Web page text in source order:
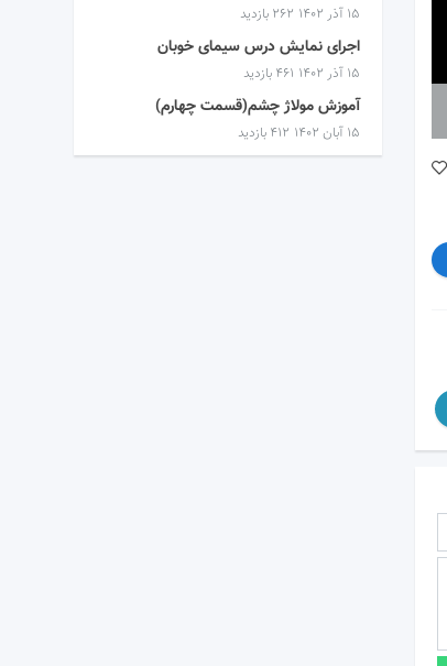
۱۵ آذر ۱۴۰۲ 262 بازدید
اجرای نمایش درس سیمای خوبان
۱۵ آذر ۱۴۰۲ 461 بازدید
آموزش مولاژ چشم(قسمت چهارم)
۱۵ آبان ۱۴۰۲ 412 بازدید